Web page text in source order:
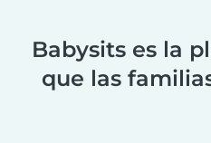
Babysits es la
que las